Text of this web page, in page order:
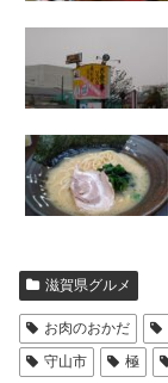
滋賀県グルメ
お肉のおかだ
守山市
極